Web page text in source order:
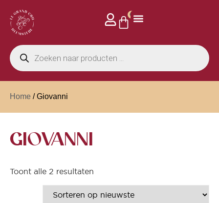
0
Home / Giovanni
GIOVANNI
Toont alle 2 resultaten